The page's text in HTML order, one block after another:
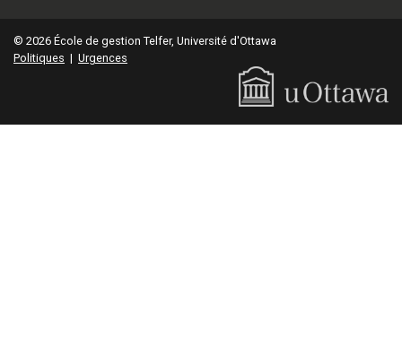
© 2026 École de gestion Telfer, Université d'Ottawa
Politiques | Urgences